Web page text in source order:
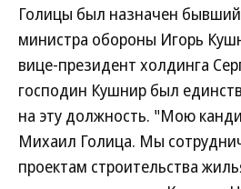
Голицы был назначен
министра обороны Игорь
вице-президент холдинга
господин Кушнир был
на эту должность. "Мою
Михаил Голица. Мы
проектам строительства